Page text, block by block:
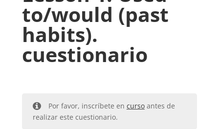
to/would (past
habits).
cuestionario
Por favor, inscríbete en cursoantes de
realizar este cuestionario.